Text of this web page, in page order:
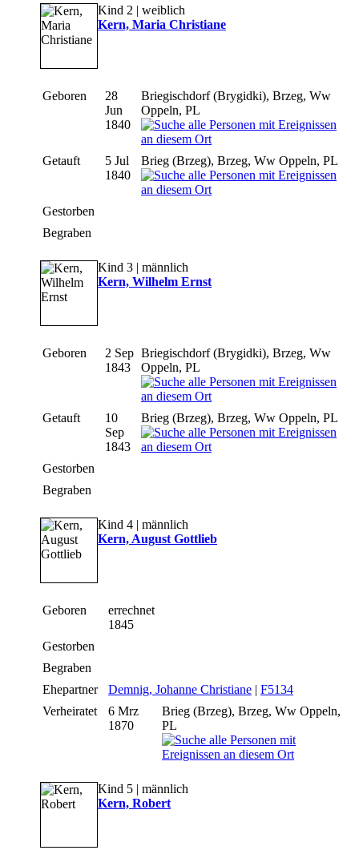
Kind 2 | weiblich
Kern, Maria Christiane
Geboren
28
Jun
1840
Briegischdorf (Brygidki), Brzeg, Ww
Oppeln, PL
Getauft
5 Jul
1840
Brieg (Brzeg), Brzeg, Ww Oppeln, PL
Gestorben
Begraben
Kind 3 | männlich
Kern, Wilhelm Ernst
Geboren
2 Sep
1843
Briegischdorf (Brygidki), Brzeg, Ww
Oppeln, PL
Getauft
10
Sep
1843
Brieg (Brzeg), Brzeg, Ww Oppeln, PL
Gestorben
Begraben
Kind 4 | männlich
Kern, August Gottlieb
Geboren
errechnet
1845
Gestorben
Begraben
Ehepartner
Demnig, Johanne Christiane | F5134
Verheiratet
6 Mrz
1870
Brieg (Brzeg), Brzeg, Ww Oppeln,
PL
Kind 5 | männlich
Kern, Robert